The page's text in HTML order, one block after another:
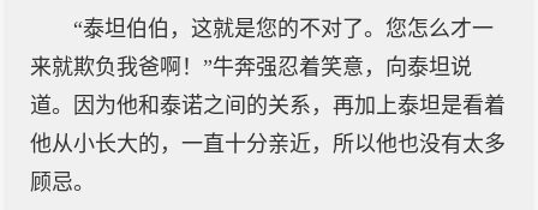
“泰坦伯伯，这就是您的不对了。您怎么才一
来就欺负我爸啊！”牛奔强忍着笑意，向泰坦说
道。因为他和泰诺之间的关系，再加上泰坦是看着
他从小长大的，一直十分亲近，所以他也没有太多
顾忌。